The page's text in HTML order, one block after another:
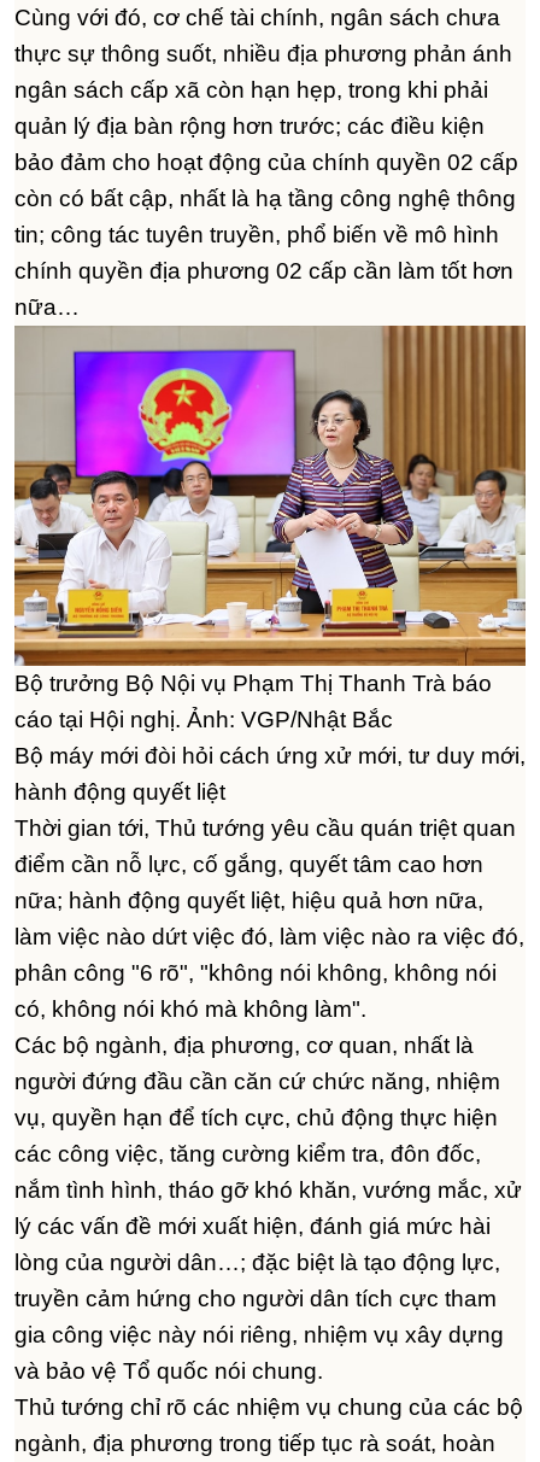
Cùng với đó, cơ chế tài chính, ngân sách chưa
thực sự thông suốt, nhiều địa phương phản ánh
ngân sách cấp xã còn hạn hẹp, trong khi phải
quản lý địa bàn rộng hơn trước; các điều kiện
bảo đảm cho hoạt động của chính quyền 02 cấp
còn có bất cập, nhất là hạ tầng công nghệ thông
tin; công tác tuyên truyền, phổ biến về mô hình
chính quyền địa phương 02 cấp cần làm tốt hơn
nữa…
Bộ trưởng Bộ Nội vụ Phạm Thị Thanh Trà báo
cáo tại Hội nghị. Ảnh: VGP/Nhật Bắc
Bộ máy mới đòi hỏi cách ứng xử mới, tư duy mới,
hành động quyết liệt
Thời gian tới, Thủ tướng yêu cầu quán triệt quan
điểm cần nỗ lực, cố gắng, quyết tâm cao hơn
nữa; hành động quyết liệt, hiệu quả hơn nữa,
làm việc nào dứt việc đó, làm việc nào ra việc đó,
phân công "6 rõ", "không nói không, không nói
có, không nói khó mà không làm".
Các bộ ngành, địa phương, cơ quan, nhất là
người đứng đầu cần căn cứ chức năng, nhiệm
vụ, quyền hạn để tích cực, chủ động thực hiện
các công việc, tăng cường kiểm tra, đôn đốc,
nắm tình hình, tháo gỡ khó khăn, vướng mắc, xử
lý các vấn đề mới xuất hiện, đánh giá mức hài
lòng của người dân…; đặc biệt là tạo động lực,
truyền cảm hứng cho người dân tích cực tham
gia công việc này nói riêng, nhiệm vụ xây dựng
và bảo vệ Tổ quốc nói chung.
Thủ tướng chỉ rõ các nhiệm vụ chung của các bộ
ngành, địa phương trong tiếp tục rà soát, hoàn